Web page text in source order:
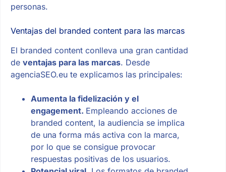
personas.
Ventajas del branded content para las marcas
El branded content conlleva una gran cantidad
de ventajas para las marcas. Desde
agenciaSEO.eu te explicamos las principales:
Aumenta la fidelización y el
engagement. Empleando acciones de
branded content, la audiencia se implica
de una forma más activa con la marca,
por lo que se consigue provocar
respuestas positivas de los usuarios.